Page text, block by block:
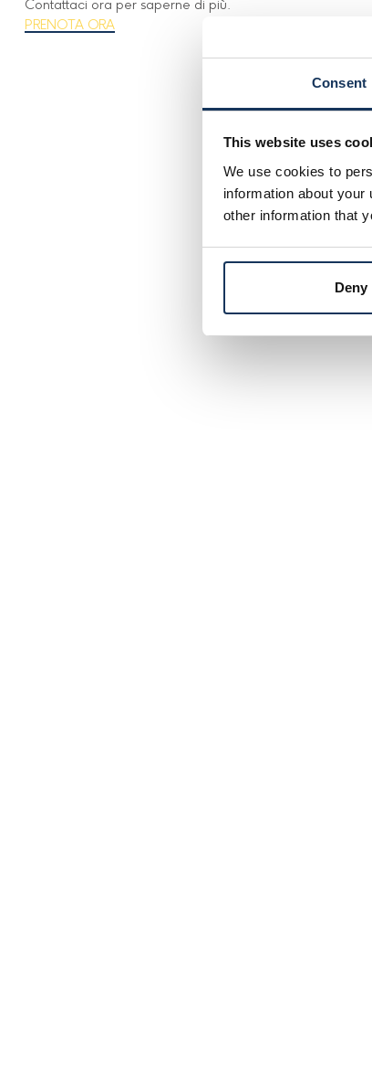
Consent
This website uses
We use cookies to
information about
other information that
Deny
Contattaci ora per saperne di più.
PRENOTA ORA